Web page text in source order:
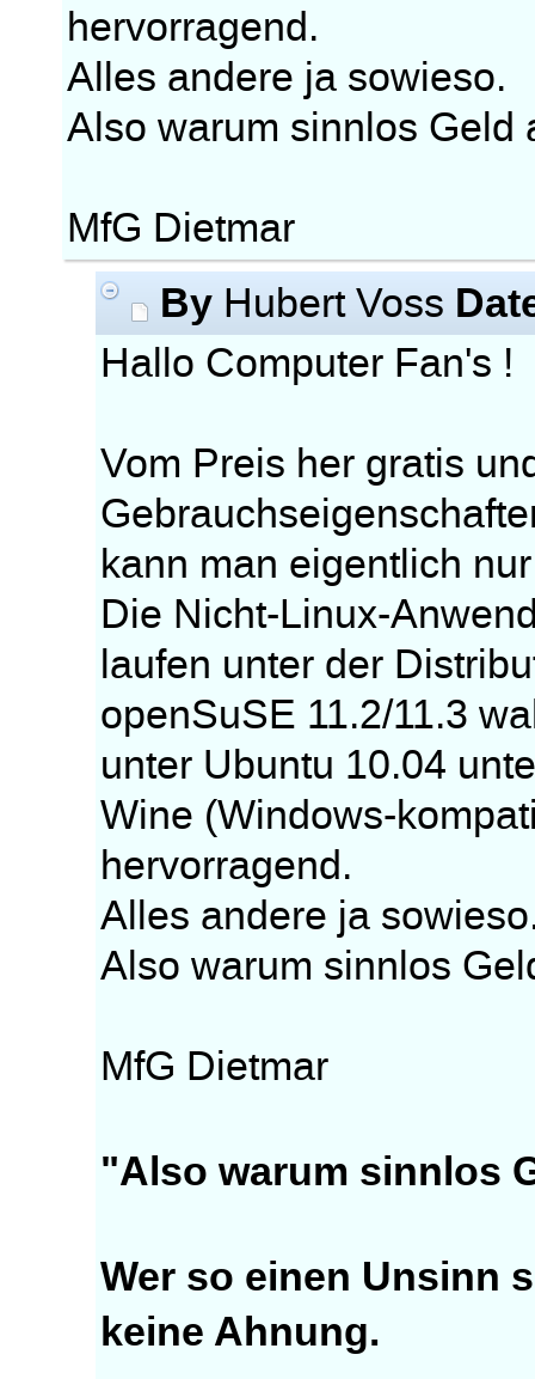
hervorragend.
Alles andere ja sowieso.
Also warum sinnlos Geld
MfG Dietmar
By Hubert Voss
Hallo Computer Fan's !
Vom Preis her gratis
kann man eigentlich
Die Nicht-Linux-
laufen unter der
openSuSE 11.2/11.3
unter Ubuntu 10.04
Wine (Windows-
hervorragend.
Alles andere ja
Also warum sinnlos
MfG Dietmar
"Also warum sinnlos
Wer so einen Unsinn
keine Ahnung.